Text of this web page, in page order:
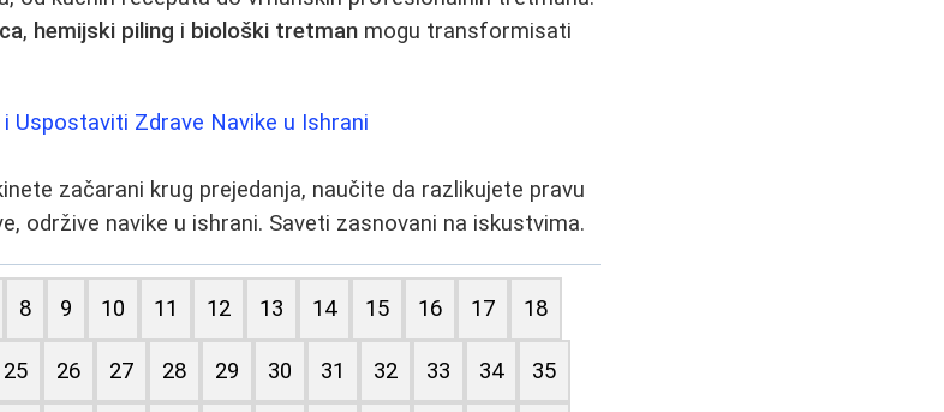
, hemijski piling i biološki tretman mogu transformisati
Uspostaviti Zdrave Navike u Ishrani
začarani krug prejedanja, naučite da razlikujete pravu
održive navike u ishrani. Saveti zasnovani na iskustvima.
8 9 10 11 12 13 14 15 16 17 18
25 26 27 28 29 30 31 32 33 34 35